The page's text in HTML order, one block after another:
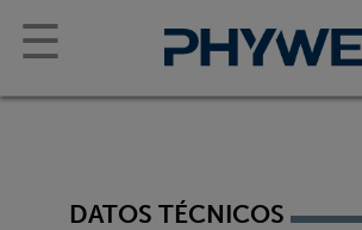
☰
DATOS TÉCNICOS